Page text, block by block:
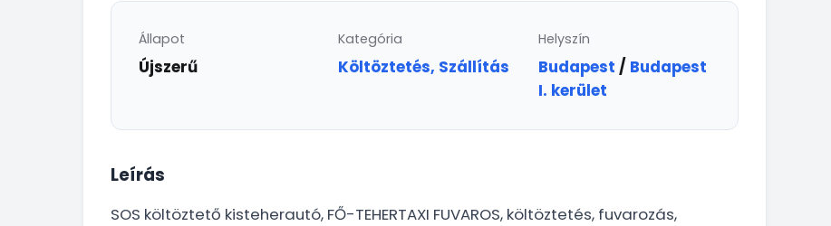
Állapot
Újszerű
Kategória
Költöztetés, Szállítás
Helyszín
Budapest / Budapest
I. kerület
Leírás
SOS költöztető kisteherautó, FŐ-TEHERTAXI FUVAROS, költöztetés, fuvarozás,